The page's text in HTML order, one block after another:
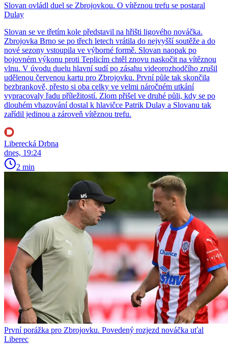
Slovan ovládl duel se Zbrojovkou. O vítěznou trefu se postaral
Dulay
Slovan se ve třetím kole představil na hřišti ligového nováčka.
Zbrojovka Brno se po třech letech vrátila do nejvyšší soutěže a do
nové sezony vstoupila ve výborné formě. Slovan naopak po
bojovném výkonu proti Teplicím chtěl znovu naskočit na vítěznou
vlnu. V úvodu duelu hlavní sudí po zásahu videorozhodčího zrušil
udělenou červenou kartu pro Zbrojovku. První půle tak skončila
bezbrankově, přesto si oba celky ve velmi náročném utkání
vypracovaly řadu příležitostí. Zlom přišel ve druhé půli, kdy se po
dlouhém vhazování dostal k hlavičce Patrik Dulay a Slovanu tak
zařídil jedinou a zároveň vítěznou trefu.
Liberecká Drbna
dnes, 19:24
2 min
První porážka pro Zbrojovku. Povedený rozjezd nováčka uťal
Liberec